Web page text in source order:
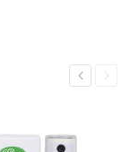
PreviousNext